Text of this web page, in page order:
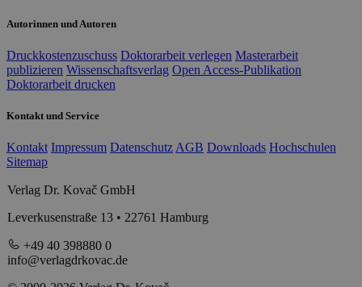
Autorinnen und Autoren
Druckkostenzuschuss Doktorarbeit verlegen Masterarbeit
publizieren Wissenschaftsverlag Open Access-Publikation
Doktorarbeit drucken
Kontakt und Service
Kontakt Impressum Datenschutz AGB Downloads Hochschulen
Sitemap
Verlag Dr. Kovač GmbH
Leverkusenstraße 13 • 22761 Hamburg
+49 40 398880 0
info@verlagdrkovac.de